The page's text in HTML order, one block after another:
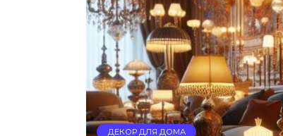
ДЕКОР ДЛЯ ДОМА